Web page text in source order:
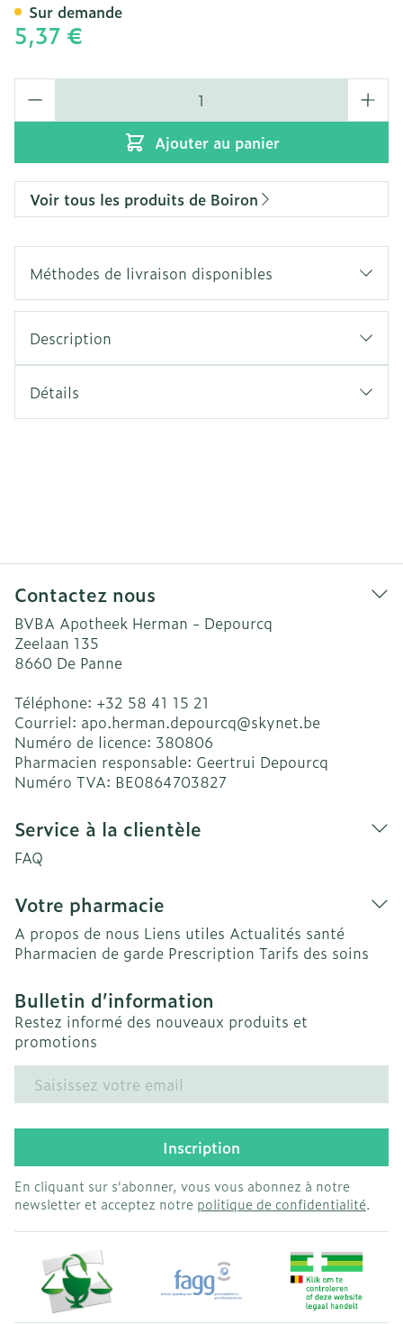
5,37 €
Ajouter au panier
Sur demande
Voir tous les produits de Boiron
Méthodes de livraison disponibles
Description
Détails
Contactez nous
BVBA Apotheek Herman - Depourcq
Zeelaan 135
8660 De Panne
Téléphone: +32 58 41 15 21
Courriel: apo.herman.depourcq@skynet.be
Numéro de licence: 380806
Pharmacien responsable: Geertrui Depourcq
Numéro TVA: BE0864703827
Service à la clientèle
FAQ
Votre pharmacie
A propos de nous Liens utiles Actualités santé
Pharmacien de garde Prescription Tarifs des soins
Bulletin d’information
Restez informé des nouveaux produits et
promotions
Adresse mail
Inscription
En cliquant sur s'abonner, vous vous abonnez à notre
newsletter et acceptez notre politique de confidentialité.